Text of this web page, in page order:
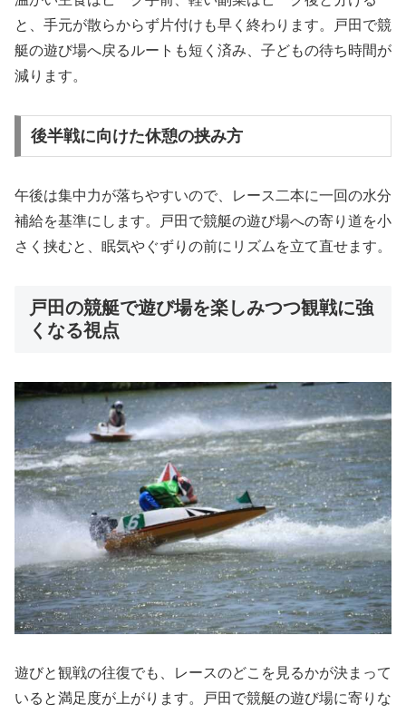
と、手元が散らからず片付けも早く終わります。戸田で競
艇の遊び場へ戻るルートも短く済み、子どもの待ち時間が
減ります。
後半戦に向けた休憩の挟み方
午後は集中力が落ちやすいので、レース二本に一回の水分
補給を基準にします。戸田で競艇の遊び場への寄り道を小
さく挟むと、眠気やぐずりの前にリズムを立て直せます。
戸田の競艇で遊び場を楽しみつつ観戦に強
くなる視点
遊びと観戦の往復でも、レースのどこを見るかが決まって
いると満足度が上がります。戸田で競艇の遊び場に寄りな